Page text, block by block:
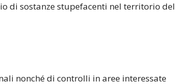
di sostanze stupefacenti nel territorio del
nonché di controlli in aree interessate